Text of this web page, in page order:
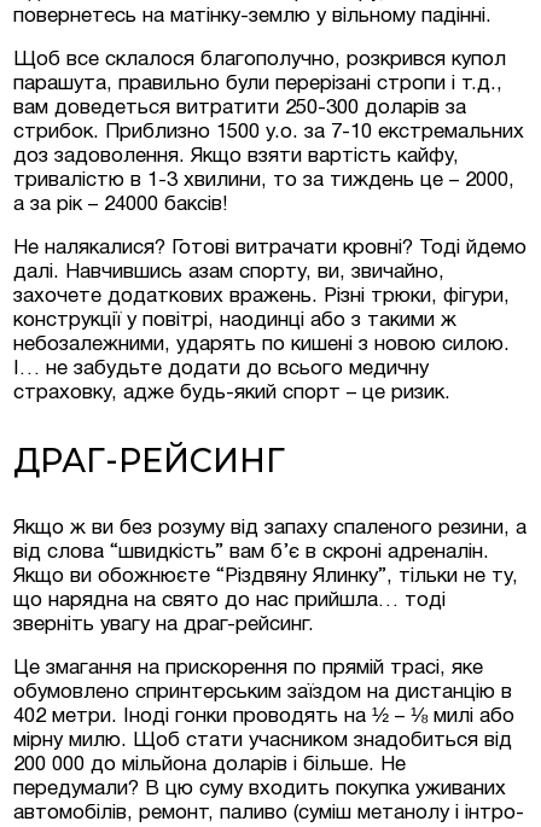
повернетесь на матінку-землю у вільному падінні.
Щоб все склалося благополучно, розкрився купол
парашута, правильно були перерізані стропи і т.д.,
вам доведеться витратити 250-300 доларів за
стрибок. Приблизно 1500 у.о. за 7-10 екстремальних
доз задоволення. Якщо взяти вартість кайфу,
тривалістю в 1-3 хвилини, то за тиждень це – 2000,
а за рік – 24000 баксів!
Не налякалися? Готові витрачати кровні? Тоді йдемо
далі. Навчившись азам спорту, ви, звичайно,
захочете додаткових вражень. Різні трюки, фігури,
конструкції у повітрі, наодинці або з такими ж
небозалежними, ударять по кишені з новою силою.
І… не забудьте додати до всього медичну
страховку, адже будь-який спорт – це ризик.
ДРАГ-РЕЙСИНГ
Якщо ж ви без розуму від запаху спаленого резини, а
від слова “швидкість” вам б’є в скроні адреналін.
Якщо ви обожнюєте “Різдвяну Ялинку”, тільки не ту,
що нарядна на свято до нас прийшла… тоді
зверніть увагу на драг-рейсинг.
Це змагання на прискорення по прямій трасі, яке
обумовлено спринтерським заїздом на дистанцію в
402 метри. Іноді гонки проводять на ½ – ⅛ милі або
мірну милю. Щоб стати учасником знадобиться від
200 000 до мільйона доларів і більше. Не
передумали? В цю суму входить покупка уживаних
автомобілів, ремонт, паливо (суміш метанолу і інтро-